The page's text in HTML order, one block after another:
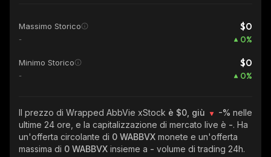
Massimo Storico $0
- 0%
Minimo Storico $0
- 0%
Il prezzo di Wrapped AbbVie xStock è $0, giù -% nelle
ultime 24 ore, e la capitalizzazione di mercato live è -. Ha
un'offerta circolante di 0 WABBVX monete e un'offerta
massima di 0 WABBVX insieme a - volume di trading 24h.